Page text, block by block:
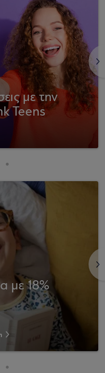
με την
Teens
>
με 18%
>